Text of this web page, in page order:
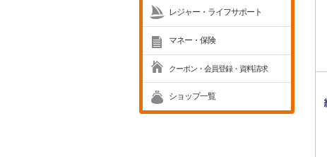
レジャー・ライフサポート
マネー・保険
クーポン・会員登録・資料請求
ショップ一覧